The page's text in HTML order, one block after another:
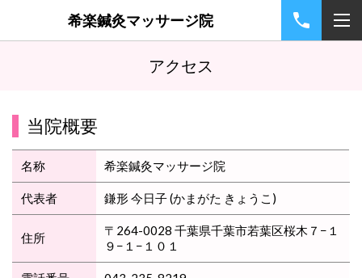
希楽鍼灸マッサージ院
アクセス
当院概要
名称 希楽鍼灸マッサージ院
代表者 鎌形 今日子 (かまがた きょうこ)
住所
〒264-0028 千葉県千葉市若葉区桜木７−１
９−１−１０１